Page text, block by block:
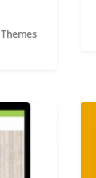
Themes